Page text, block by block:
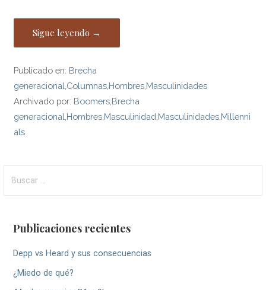
Sigue leyendo →
Publicado en: Brecha
generacional Columnas Hombres Masculinidades
Archivado por: Boomers Brecha
generacional Hombres Masculinidad Masculinidades Millenni
als
Publicaciones recientes
Depp vs Heard y sus consecuencias
¿Miedo de qué?